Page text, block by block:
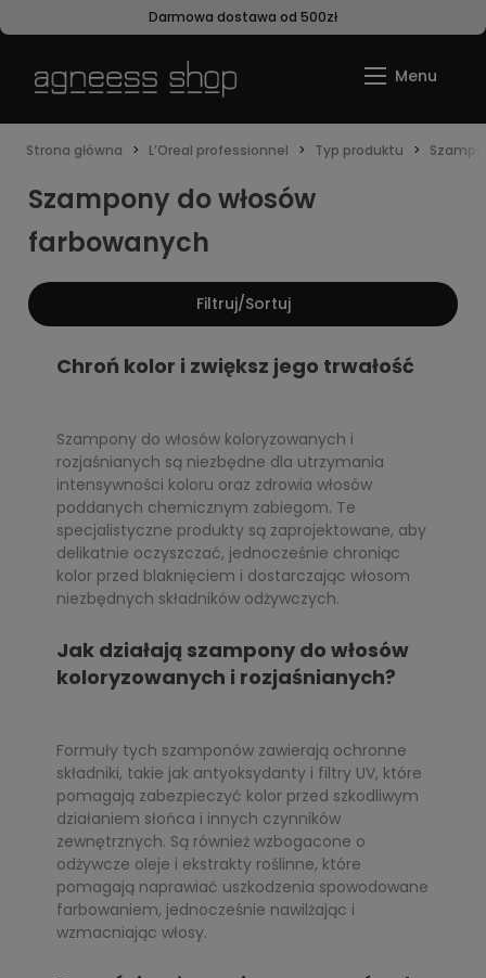
Darmowa dostawa od 500zł
Strona główna L’Oreal professionnel Typ produktu
Szampony do włosów
farbowanych
Filtruj/Sortuj
Chroń kolor i zwiększ jego trwałość
Szampony do włosów koloryzowanych i
rozjaśnianych są niezbędne dla utrzymania
intensywności koloru oraz zdrowia włosów
poddanych chemicznym zabiegom. Te
specjalistyczne produkty są zaprojektowane, aby
delikatnie oczyszczać, jednocześnie chroniąc
kolor przed blaknięciem i dostarczając włosom
niezbędnych składników odżywczych.
Jak działają szampony do włosów
koloryzowanych i rozjaśnianych?
Formuły tych szamponów zawierają ochronne
składniki, takie jak antyoksydanty i filtry UV, które
pomagają zabezpieczyć kolor przed szkodliwym
działaniem słońca i innych czynników
zewnętrznych. Są również wzbogacone o
odżywcze oleje i ekstrakty roślinne, które
pomagają naprawiać uszkodzenia spowodowane
farbowaniem, jednocześnie nawilżając i
wzmacniając włosy.